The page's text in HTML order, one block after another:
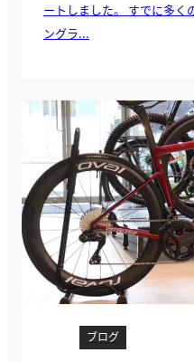
ートしました。 すでに多く
ングラ...
ブログ